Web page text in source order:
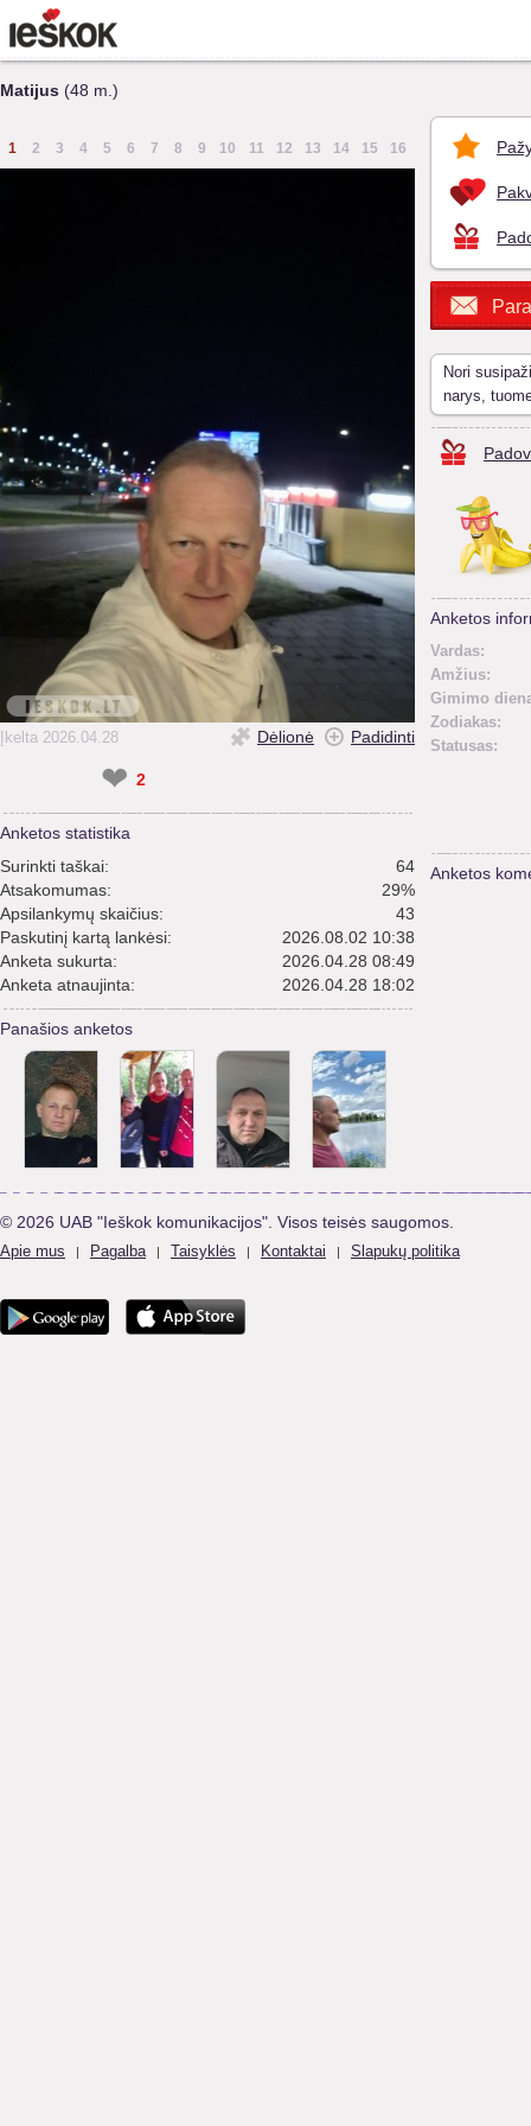
Matijus (48 m.)
1 2 3 4 5 6 7 8 9 10 11 12 13 14 15 16
Įkelta 2026.04.28 Dėlionė Padidinti
❤ 2
Anketos statistika
Surinkti taškai:
64
Atsakomumas:
29%
Apsilankymų skaičius:
43
Paskutinį kartą lankėsi:
2026.08.02 10:38
Anketa sukurta:
2026.04.28 08:49
Anketa atnaujinta:
2026.04.28 18:02
Panašios anketos
Nori
narys,
Anketos
Vardas:
Amžius:
Gimimo
Zodiakas:
Statusas:
Anketos
© 2026 UAB "Ieškok komunikacijos". Visos teisės saugomos.
Apie mus | Pagalba | Taisyklės | Kontaktai | Slapukų politika